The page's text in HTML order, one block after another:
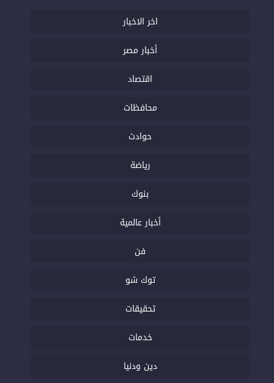
اخر الاخبار
أخبار مصر
اقتصاد
محافظات
حوادث
رياضة
بنوك
أخبار عالمية
فن
توك شو
تحقيقات
خدمات
دين ودنيا